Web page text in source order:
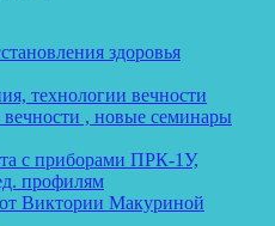
здоровья
технологии вечности
, новые семинары
с приборами ПРК-1У,
профилям
Виктории Макуриной